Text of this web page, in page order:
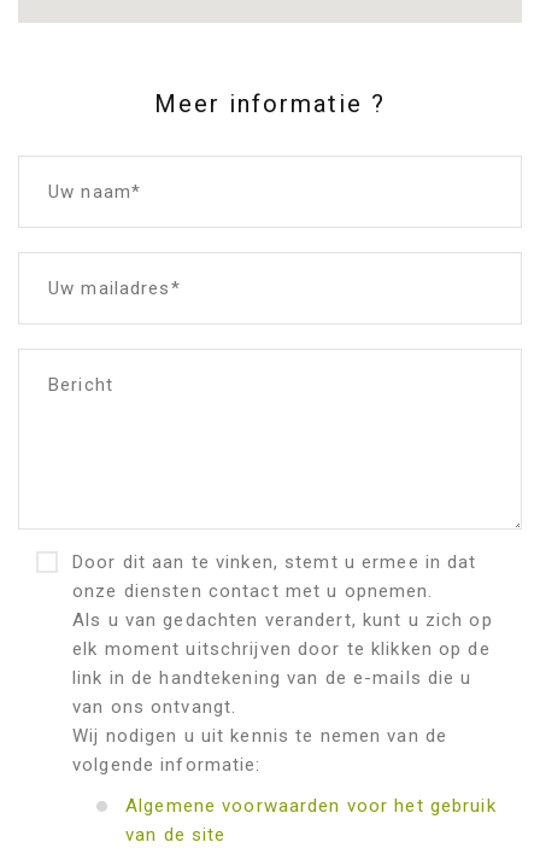
Meer informatie ?
Uw naam*
Uw mailadres*
Bericht
Door dit aan te vinken, stemt u ermee in dat
onze diensten contact met u opnemen.
Als u van gedachten verandert, kunt u zich op
elk moment uitschrijven door te klikken op de
link in de handtekening van de e-mails die u
van ons ontvangt.
Wij nodigen u uit kennis te nemen van de
volgende informatie:
Algemene voorwaarden voor het gebruik
van de site